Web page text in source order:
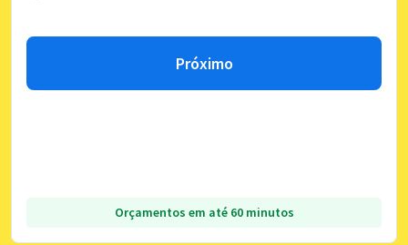
Próximo
Orçamentos em até 60 minutos